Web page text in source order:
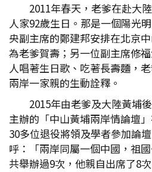
2011年春天，老爹在赴大
人家92歲生日。那是一個陽光
央副主席的鄭建邦安排在北京
為老爹賀壽；另一位副主席修
人唱著生日歌、吃著長壽麵，
兩岸一家親的生動詮釋。
2015年由老爹及大陸黃埔
主辦的「中山黃埔兩岸情論壇
30多位退役將領及學者參加論
呼：「兩岸同屬一個中國，祖
共舉辦過9次，他親自出席了8次